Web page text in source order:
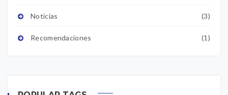
Noticias (3)
Recomendaciones (1)